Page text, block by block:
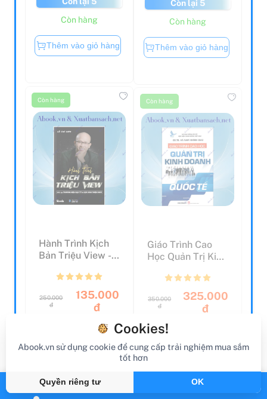
Còn hàng
Thêm vào giỏ hàng
Còn hàng
Thêm vào giỏ hàng
Còn hàng
Hành Trình Kịch
Bản Triệu View -
Kiến Tạo Thương
đ
135.000
đ
Còn hàng
Học Quản Trị Kinh
Doanh
đ
đ
Cookies!
Abook.vn sử dụng cookie để cung cấp trải nghiệm mua sắm
tốt hơn
Quyền riêng tư OK